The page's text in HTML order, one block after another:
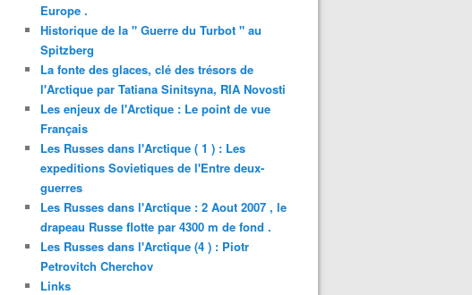
Europe .
Historique de la " Guerre du Turbot " au
Spitzberg
La fonte des glaces, clé des trésors de
l'Arctique par Tatiana Sinitsyna, RIA Novosti
Les enjeux de l'Arctique : Le point de vue
Français
Les Russes dans l'Arctique ( 1 ) : Les
expeditions Sovietiques de l'Entre deux-
guerres
Les Russes dans l'Arctique : 2 Aout 2007 , le
drapeau Russe flotte par 4300 m de fond .
Les Russes dans l'Arctique (4 ) : Piotr
Petrovitch Cherchov
Links